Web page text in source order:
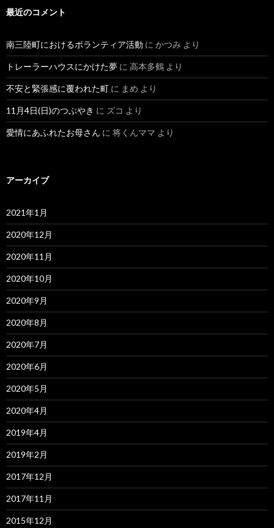
最近のコメント
南三陸町におけるボランティア活動 に かつみ より
トレーラーハウスにかけた夢 に 高本多鶴 より
不安と緊張感に覆われた町 に まめ より
11月4日(日)のつぶやき に ズコ より
愛情にあふれたお母さん に 将くんママ より
アーカイブ
2021年1月
2020年12月
2020年11月
2020年10月
2020年9月
2020年8月
2020年7月
2020年6月
2020年5月
2020年4月
2019年4月
2019年2月
2017年12月
2017年11月
2015年12月